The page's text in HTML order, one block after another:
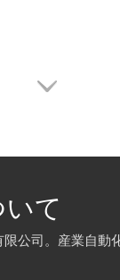
て
公司。産業自動